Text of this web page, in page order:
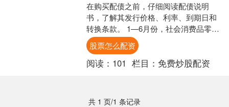
在购买配债之前，仔细阅读配债说明
书，了解其发行价格、利率、到期日和
转换条款。 1—6月份，社会消费品零售
总额235969亿元，同比增长3.7%。其
中，除汽车以外....
股票怎么配资
阅读： 101 栏目： 免费炒股配资
共 1 页/1 条记录